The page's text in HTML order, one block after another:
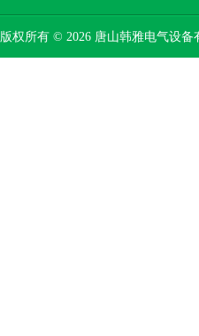
版权所有 © 2026 唐山韩雅电气设备